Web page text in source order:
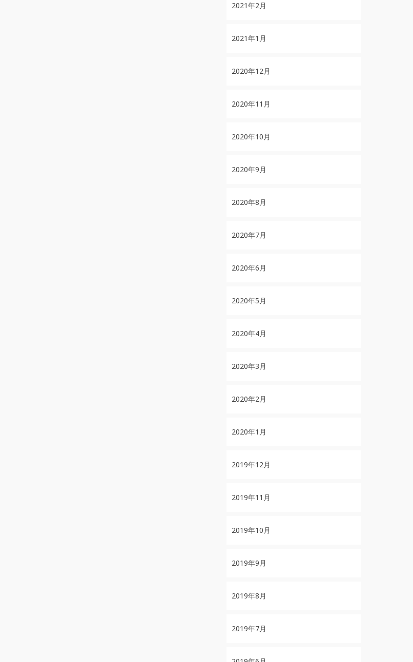
2021年2月
2021年1月
2020年12月
2020年11月
2020年10月
2020年9月
2020年8月
2020年7月
2020年6月
2020年5月
2020年4月
2020年3月
2020年2月
2020年1月
2019年12月
2019年11月
2019年10月
2019年9月
2019年8月
2019年7月